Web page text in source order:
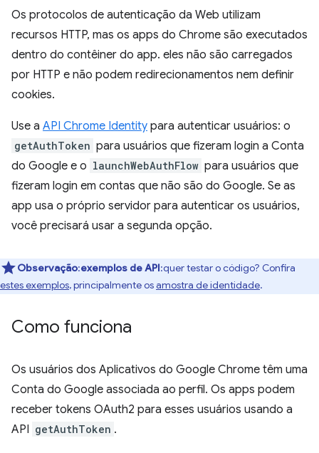
Os protocolos de autenticação da Web utilizam
recursos HTTP, mas os apps do Chrome são executados
dentro do contêiner do app. eles não são carregados
por HTTP e não podem redirecionamentos nem definir
cookies.
Use a API Chrome Identity para autenticar usuários: o
getAuthToken para usuários que fizeram login a Conta
do Google e o launchWebAuthFlow para usuários que
fizeram login em contas que não são do Google. Se as
app usa o próprio servidor para autenticar os usuários,
você precisará usar a segunda opção.
Observação:exemplos de API:quer testar o código? Confira
estes exemplos, principalmente osamostra de identidade.
Como funciona
Os usuários dos Aplicativos do Google Chrome têm uma
Conta do Google associada ao perfil. Os apps podem
receber tokens OAuth2 para esses usuários usando a
API getAuthToken .